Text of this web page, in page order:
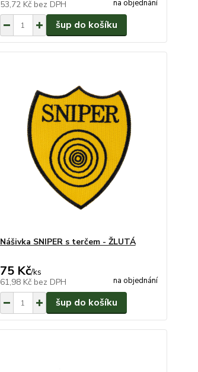
53,72 Kč bez DPH na objednání
šup do košíku
Nášivka SNIPER s terčem - ŽLUTÁ
75 Kč/ks
61,98 Kč bez DPH na objednání
šup do košíku